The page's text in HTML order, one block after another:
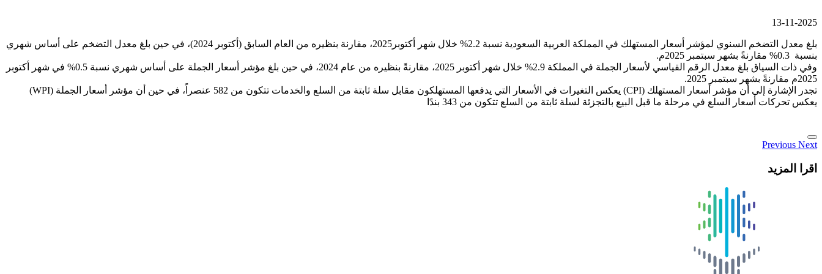
13-11-2025
بلغ معدل التضخم السنوي لمؤشر أسعار المستهلك في المملكة العربية السعودية نسبة 2.2% خلال شهر أكتوبر2025، مقارنة بنظيره من العام السابق (أكتوبر 2024)، في حين بلغ معدل التضخم على أساس شهري
بنسبة 0.3% مقارنةً بشهر سبتمبر 2025م.
وفي ذات السياق بلغ معدل الرقم القياسي لأسعار الجملة في المملكة 2.9% خلال شهر أكتوبر 2025، مقارنةً بنظيره من عام 2024، في حين بلغ مؤشر أسعار الجملة على أساس شهري نسبة 0.5% في شهر أكتوبر
2025م مقارنةً بشهر سبتمبر 2025.
تجدر الإشارة إلى أن مؤشر أسعار المستهلك (CPI) يعكس التغيرات في الأسعار التي يدفعها المستهلكون مقابل سلة ثابتة من السلع والخدمات تتكون من 582 عنصراً، في حين أن مؤشر أسعار الجملة (WPI)
يعكس تحركات أسعار السلع في مرحلة ما قبل البيع بالتجزئة لسلة ثابتة من السلع تتكون من 343 بندًا
Previous Next
اقرا المزيد